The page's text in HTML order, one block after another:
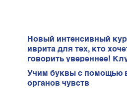
Новый интенсивный
иврита для тех, кто
говорить увереннее!
иврита!
Учим буквы с помощью
органов чувств